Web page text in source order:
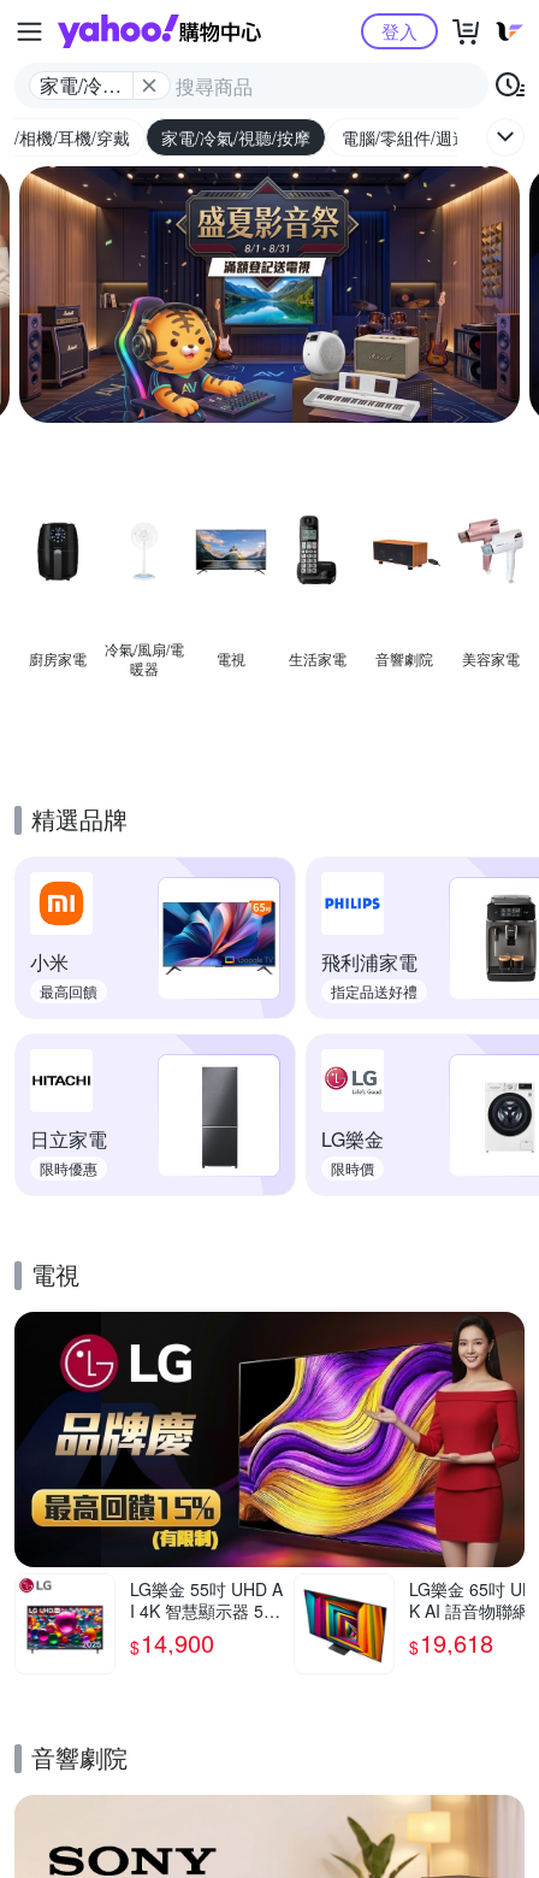
Yahoo購物中心
家電/冷氣/
登入
/相機/耳機/穿戴 家電/冷氣/視聽/按摩 電腦/零組件/週邊/遊戲
廚房家電
冷氣/風扇/電
暖器
電視 生活家電 音響劇院 美容家電
精選品牌
小米
最高回饋
飛利浦家電
指定品送好禮
日立家電
限時優惠
LG樂金
限時價
電視
LG樂金 55吋 UHD A
I 4K 智慧顯示器 55
UA7550PTA
$14,900
LG樂金 65吋
K AI 語音物聯網
器
三年保固 含基本
$19,618
音響劇院